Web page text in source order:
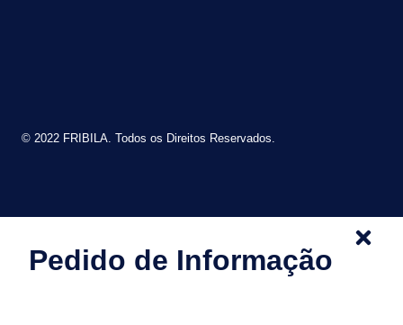
© 2022 FRIBILA. Todos os Direitos Reservados.
Pedido de Informação